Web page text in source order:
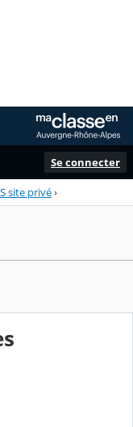
Se connecter
site privé›